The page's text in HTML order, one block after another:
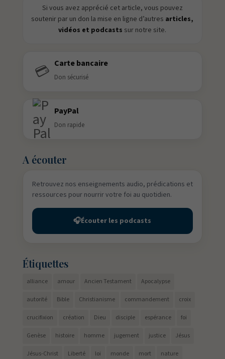
Si vous avez apprécié cet article, vous pouvez
soutenir par un don la mise en ligne d’autres articles,
vidéos et podcasts sur notre site.
💳 Carte bancaire
Don sécurisé
PayPal
Don rapide
A écouter
Retrouvez nos enseignements audio, prédications et
ressources pour nourrir votre foi au quotidien.
🎧Écouter les podcasts
Étiquettes
alliance amour Ancien Testament Apocalypse
autorité Bible Christianisme commandement croix
crucifixion création Dieu disciple espérance foi
Genèse histoire homme jugement justice Jésus
Jésus-Christ Liberté loi monde mort nature